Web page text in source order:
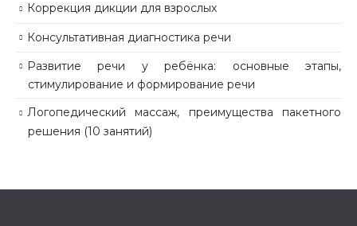
Коррекция дикции для взрослых
Консультативная диагностика речи
Развитие речи у ребёнка: основные этапы,
стимулирование и формирование речи
Логопедический массаж, преимущества пакетного
решения (10 занятий)